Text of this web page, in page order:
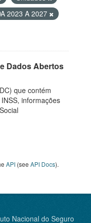
2023 A 2027
Dados Abertos
que contém
informações
API (see API Docs).
Nacional do Seguro